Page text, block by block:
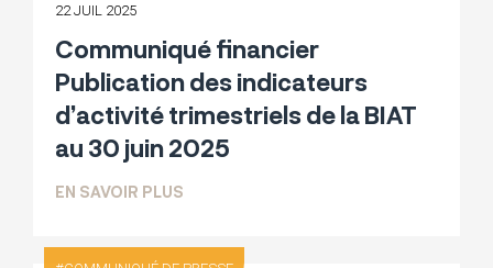
22 JUIL 2025
Communiqué financier
Publication des indicateurs
d’activité trimestriels de la BIAT
au 30 juin 2025
EN SAVOIR PLUS